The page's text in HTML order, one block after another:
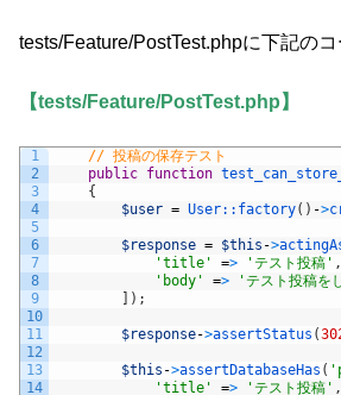
tests/Feature/PostTest.phpに下記のコ
【tests/Feature/PostTest.php】
1
2
3
4
5
6
7
8
9
10
11
12
13
14
// 投稿の保存テスト
public function
{
$user = User:: factory( ) ->
$response = $this ->
'title'
=> 'テスト投稿' ,
'body'
=> 'テスト投稿を
] ) ;
$response->assertStatus (
$this ->assertDatabaseHas (
'title'
=> 'テスト投稿' ,